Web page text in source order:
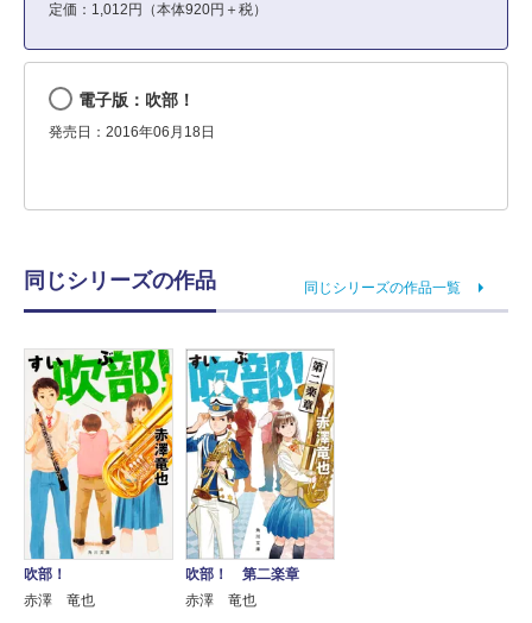
定価：1,012円（本体920円＋税）
電子版：吹部！
発売日：2016年06月18日
同じシリーズの作品 同じシリーズの作品一覧
吹部！
赤澤 竜也
吹部！ 第二楽章
赤澤 竜也